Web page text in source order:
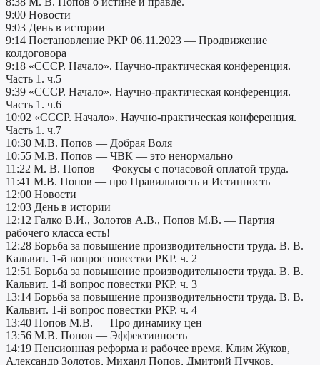
9:00 Новости
9:03 День в истории
9:14 Постановление РКР 06.11.2023 — Продвижение
колдоговора
9:18 «СССР. Начало». Научно-практическая конференция.
Часть 1. ч.5
9:39 «СССР. Начало». Научно-практическая конференция.
Часть 1. ч.6
10:02 «СССР. Начало». Научно-практическая конференция.
Часть 1. ч.7
10:30 М.В. Попов — Добрая Воля
10:55 М.В. Попов — ЧВК — это ненормально
11:22 М. В. Попов — Фокусы с почасовой оплатой труда.
11:41 М.В. Попов — про Правильность и Истинность
12:00 Новости
12:03 День в истории
12:12 Галко В.И., Золотов А.В., Попов М.В. — Партия
рабочего класса есть!
12:28 Борьба за повышение производительности труда. В. В.
Кальвит. 1-й вопрос повестки РКР. ч. 2
12:51 Борьба за повышение производительности труда. В. В.
Кальвит. 1-й вопрос повестки РКР. ч. 3
13:14 Борьба за повышение производительности труда. В. В.
Кальвит. 1-й вопрос повестки РКР. ч. 4
13:40 Попов М.В. — Про динамику цен
13:56 М.В. Попов — Эффективность
14:19 Пенсионная реформа и рабочее время. Клим Жуков,
Александр Золотов, Михаил Попов, Дмитрий Пучков.